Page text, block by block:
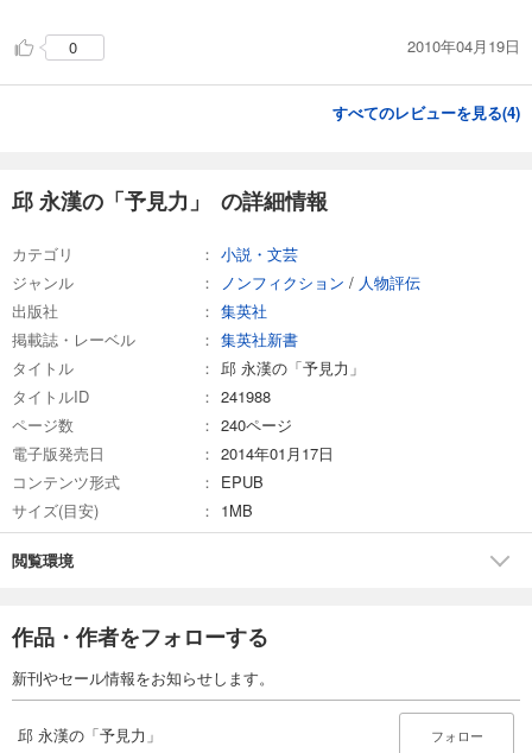
0 2010年04月19日
すべてのレビューを見る(4)
邱 永漢の「予見力」 の詳細情報
カテゴリ
小説・文芸
ジャンル
ノンフィクション / 人物評伝
出版社
集英社
掲載誌・レーベル
集英社新書
タイトル
邱 永漢の「予見力」
タイトルID
241988
ページ数
240ページ
電子版発売日
2014年01月17日
コンテンツ形式
EPUB
サイズ(目安)
1MB
閲覧環境
作品・作者をフォローする
新刊やセール情報をお知らせします。
邱 永漢の「予見力」 フォロー